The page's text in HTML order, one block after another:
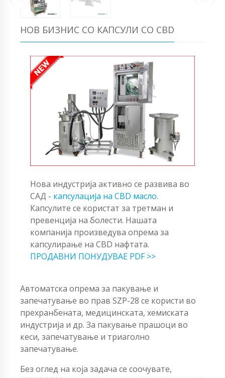
НОВ БИЗНИС СО КАПСУЛИ СО CBD
Нова индустрија активно се развива во
САД - капсулација на CBD масло.
Капсулите се користат за третман и
превенција на болести. Нашата
компанија произведува опрема за
капсулирање на CBD нафтата.
ПРОДАВНИ ПОНУДУВАЕ PDF >>
Автоматска опрема за пакување и
запечатување во прав SZP-28 се користи во
прехранбената, медицинската, хемиската
индустрија и др. За пакување прашоци во
кеси, запечатување и триаголно
запечатување.
Без оглед на која задача се соочувате,